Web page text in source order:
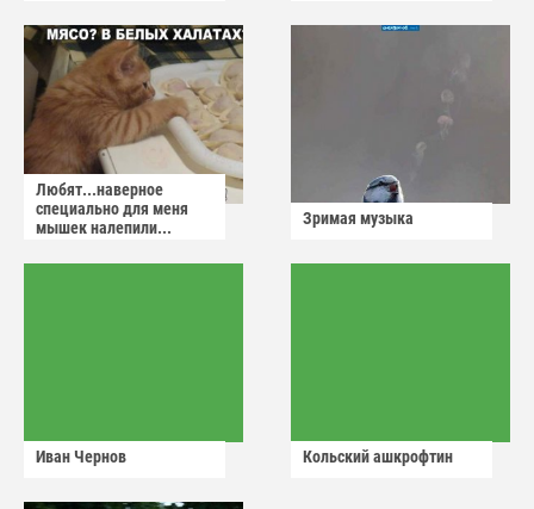
Любят...наверное
специально для меня
мышек налепили...
Зримая музыка
Иван Чернов Кольский ашкрофтин